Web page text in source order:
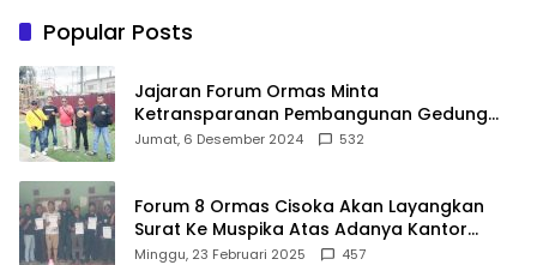
Wabup Takalar: Apresiasi
Bahwa Sejarah Adalah
Warisan yang Tak Ternilai”.
Popular Posts
Jajaran Forum Ormas Minta
Ketransparanan Pembangunan Gedung
Damkar Di Kecamatan Cisoka
Jumat, 6 Desember 2024 532
Forum 8 Ormas Cisoka Akan Layangkan
Surat Ke Muspika Atas Adanya Kantor
Matel di Cisoka
Minggu, 23 Februari 2025 457